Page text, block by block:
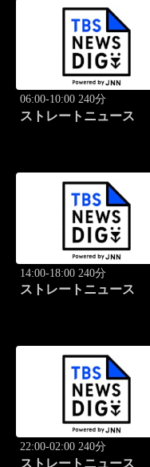
06:00-10:00 240分
ストレートニュース
14:00-18:00 240分
ストレートニュース
22:00-02:00 240分
ストレートニュース